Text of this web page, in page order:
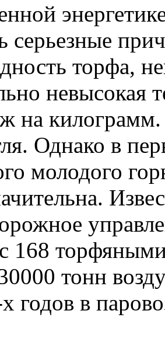
серьезные
торфа,
невысокая
на
Однако в
молодого
168
тонн
годов в